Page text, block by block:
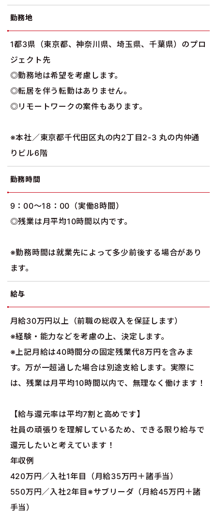
勤務地
1都3県（東京都、神奈川県、埼玉県、千葉県）のプロ
ジェクト先
◎勤務地は希望を考慮します。
◎転居を伴う転勤はありません。
◎リモートワークの案件もあります。
※本社／東京都千代田区丸の内2丁目2-3 丸の内仲通
りビル6階
勤務時間
9：00～18：00（実働8時間）
◎残業は月平均10時間以内です。
※勤務時間は就業先によって多少前後する場合があり
ます。
給与
月給30万円以上（前職の総収入を保証します）
※経験・能力などを考慮の上、決定します。
※上記月給は40時間分の固定残業代8万円を含みま
す。万が一超過した場合は別途支給します。実際に
は、残業は月平均10時間以内で、無理なく働けます！
【給与還元率は平均7割と高めです】
社員の頑張りを理解しているため、できる限り給与で
還元したいと考えています！
年収例
420万円／入社1年目（月給35万円＋諸手当）
550万円／入社2年目※サブリーダ（月給45万円＋諸
手当）